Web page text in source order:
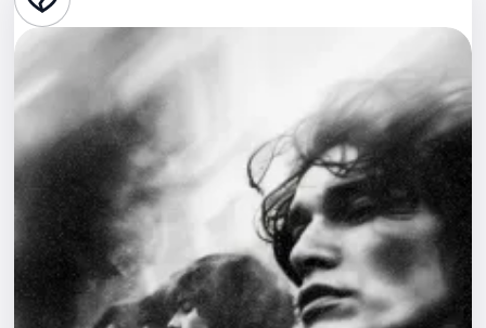
Стендап
Выставки
Квесты
Экскурсии
События